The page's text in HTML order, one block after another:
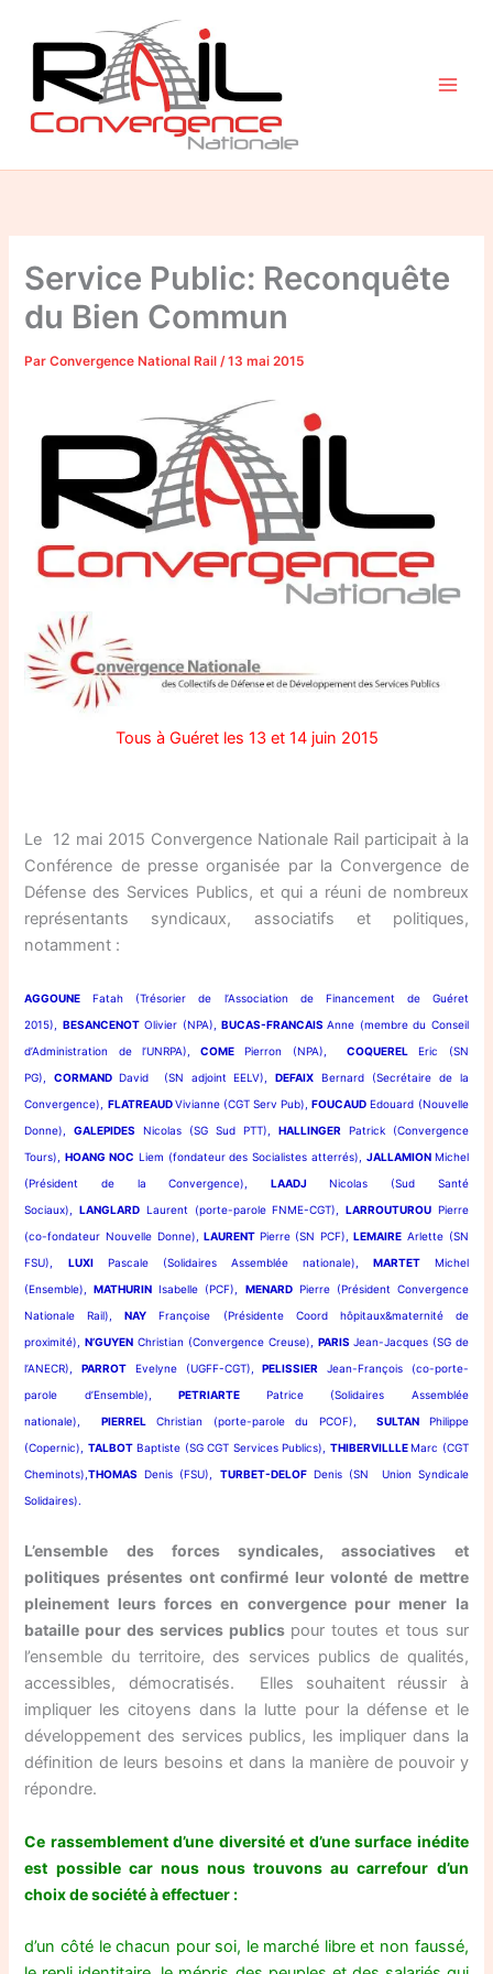
contenu
Service Public: Reconquête
du Bien Commun
ParConvergence National Rail/13 mai 2015
Tous à Guéret les 13 et 14 juin 2015
Le 12 mai 2015 Convergence Nationale Rail participait à la
Conférence de presse organisée par la Convergence de
Défense des Services Publics, et qui a réuni de nombreux
représentants syndicaux, associatifs et politiques,
notamment :
AGGOUNE Fatah (Trésorier de l’Association de Financement de Guéret
2015), BESANCENOTOlivier (NPA),BUCAS-FRANCAISAnne (membre du Conseil
d’Administration de l’UNRPA),COME Pierron (NPA),COQUEREL Eric (SN
PG),CORMANDDavid (SN adjoint EELV),DEFAIX Bernard (Secrétaire de la
Convergence), FLATREAUDVivianne (CGT Serv Pub),FOUCAUD Edouard (Nouvelle
Donne),GALEPIDES Nicolas (SG Sud PTT), HALLINGER Patrick (Convergence
Tours),HOANG NOC Liem (fondateur des Socialistes atterrés), JALLAMION Michel
(Président de la Convergence), LAADJ Nicolas (Sud Santé
Sociaux),LANGLARD Laurent (porte-parole FNME-CGT), LARROUTUROUPierre
(co-fondateur Nouvelle Donne),LAURENT Pierre (SN PCF),LEMAIRE Arlette (SN
FSU), LUXIPascale (Solidaires Assemblée nationale),MARTET Michel
(Ensemble),MATHURIN Isabelle (PCF), MENARDPierre (Président Convergence
Nationale Rail),NAY Françoise (Présidente Coord hôpitaux&maternité de
proximité),N’GUYEN Christian (Convergence Creuse), PARIS Jean-Jacques (SG de
l’ANECR),PARROT Evelyne (UGFF-CGT),PELISSIER Jean-François (co-porte-
parole d’Ensemble),PETRIARTE Patrice (Solidaires Assemblée
nationale),PIERREL Christian (porte-parole du PCOF),SULTAN Philippe
(Copernic), TALBOTBaptiste (SG CGT Services Publics), THIBERVILLLEMarc (CGT
Cheminots),THOMAS Denis (FSU), TURBET-DELOFDenis (SN Union Syndicale
Solidaires).
L’ensemble des forces syndicales, associatives et
politiques présentes ont confirmé leur volonté de mettre
pleinement leurs forces en convergence pour mener la
bataille pour des services publics pour toutes et tous sur
l’ensemble du territoire, des services publics de qualités,
accessibles, démocratisés. Elles souhaitent réussir à
impliquer les citoyens dans la lutte pour la défense et le
développement des services publics, les impliquer dans la
définition de leurs besoins et dans la manière de pouvoir y
répondre.
Ce rassemblement d’une diversité et d’une surface inédite
est possible car nous nous trouvons au carrefour d’un
choix de société à effectuer :
d’un côté le chacun pour soi, le marché libre et non faussé,